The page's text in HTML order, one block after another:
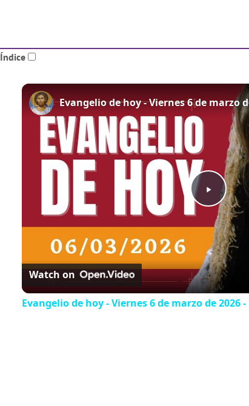
Índice
Play
Video
Watch on
Evangelio de hoy - Viernes 6 de marzo de 2026